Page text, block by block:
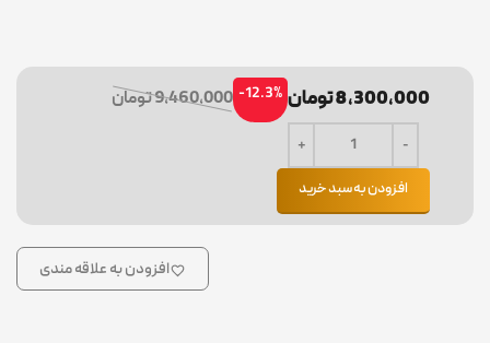
8,300,000 تومان -12.3% 9,460,000 تومان
افزودن به سبد خرید
افزودن به علاقه مندی